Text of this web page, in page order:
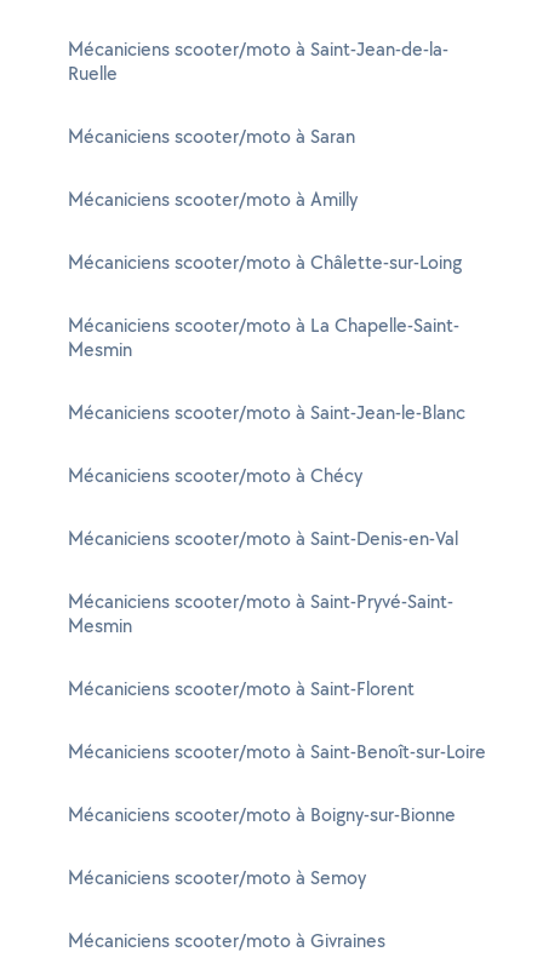
Mécaniciens scooter/moto à Saint-Jean-de-la-
Ruelle
Mécaniciens scooter/moto à Saran
Mécaniciens scooter/moto à Amilly
Mécaniciens scooter/moto à Châlette-sur-Loing
Mécaniciens scooter/moto à La Chapelle-Saint-
Mesmin
Mécaniciens scooter/moto à Saint-Jean-le-Blanc
Mécaniciens scooter/moto à Chécy
Mécaniciens scooter/moto à Saint-Denis-en-Val
Mécaniciens scooter/moto à Saint-Pryvé-Saint-
Mesmin
Mécaniciens scooter/moto à Saint-Florent
Mécaniciens scooter/moto à Saint-Benoît-sur-Loire
Mécaniciens scooter/moto à Boigny-sur-Bionne
Mécaniciens scooter/moto à Semoy
Mécaniciens scooter/moto à Givraines